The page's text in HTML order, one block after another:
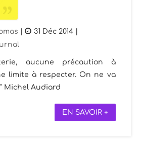
| 31 Déc 2014 |
aucune précaution à
limite à respecter. On ne va
Michel Audiard
EN SAVOIR +